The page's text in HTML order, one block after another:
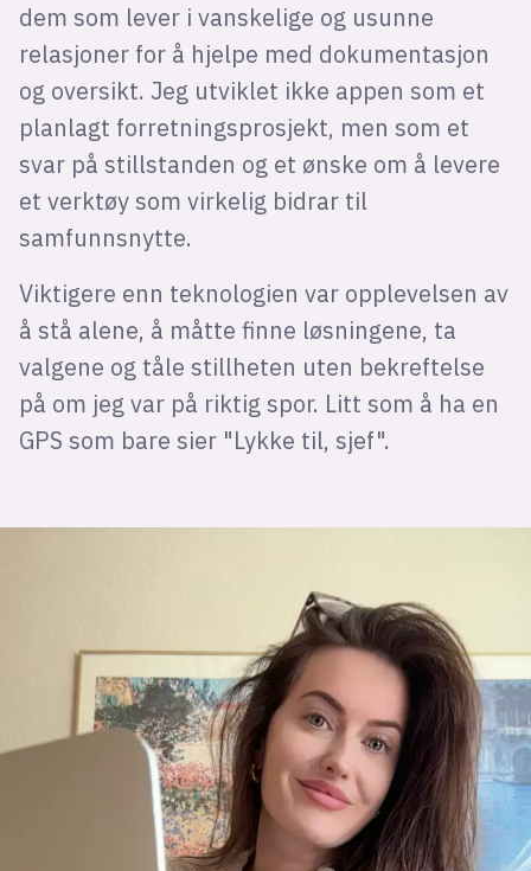
dem som lever i vanskelige og usunne
relasjoner for å hjelpe med dokumentasjon
og oversikt. Jeg utviklet ikke appen som et
planlagt forretningsprosjekt, men som et
svar på stillstanden og et ønske om å levere
et verktøy som virkelig bidrar til
samfunnsnytte.
Viktigere enn teknologien var opplevelsen av
å stå alene, å måtte finne løsningene, ta
valgene og tåle stillheten uten bekreftelse
på om jeg var på riktig spor. Litt som å ha en
GPS som bare sier "Lykke til, sjef".